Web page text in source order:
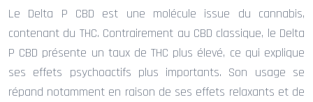
Le Delta P CBD est une molécule issue du cannabis,
contenant du THC. Contrairement au CBD classique, le Delta
P CBD présente un taux de THC plus élevé, ce qui explique
ses effets psychoactifs plus importants. Son usage se
répand notamment en raison de ses effets relaxants et de